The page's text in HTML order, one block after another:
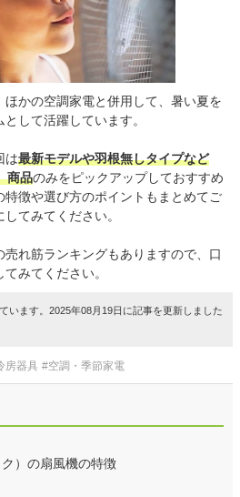
かの空調家電と併用して、暑い夏を
して活躍しています。
は最新モデルや羽根無しタイプなど
商品のみをピックアップしておすすめ
徴や選び方のポイントもまとめてご
てみてください。
れ筋ランキングもありますので、口
みてください。
います。2025年08月19日に記事を更新しました
房器具 #空調・季節家電
）の扇風機の特徴